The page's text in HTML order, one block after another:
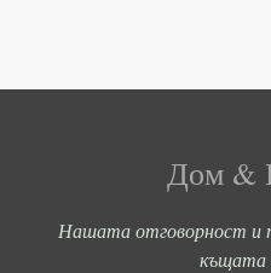
Дом &
Нашата отговорност и
къщата